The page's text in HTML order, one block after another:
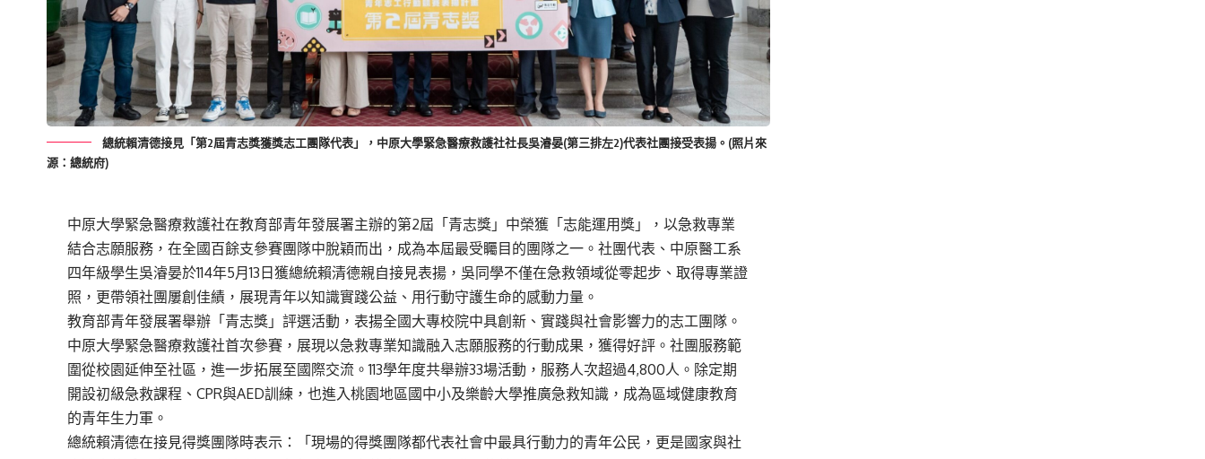
總統賴清德接見「第2屆青志獎獲獎志工團隊代表」，中原大學緊急醫療救護社社長吳濬晏(第三排左2)代表社團接受表揚。(照片來
源：總統府)
中原大學緊急醫療救護社在教育部青年發展署主辦的第2屆「青志獎」中榮獲「志能運用獎」，以急救專業
結合志願服務，在全國百餘支參賽團隊中脫穎而出，成為本屆最受矚目的團隊之一。社團代表、中原醫工系
四年級學生吳濬晏於114年5月13日獲總統賴清德親自接見表揚，吳同學不僅在急救領域從零起步、取得專業證
照，更帶領社團屢創佳績，展現青年以知識實踐公益、用行動守護生命的感動力量。
教育部青年發展署舉辦「青志獎」評選活動，表揚全國大專校院中具創新、實踐與社會影響力的志工團隊。
中原大學緊急醫療救護社首次參賽，展現以急救專業知識融入志願服務的行動成果，獲得好評。社團服務範
圍從校園延伸至社區，進一步拓展至國際交流。113學年度共舉辦33場活動，服務人次超過4,800人。除定期
開設初級急救課程、CPR與AED訓練，也進入桃園地區國中小及樂齡大學推廣急救知識，成為區域健康教育
的青年生力軍。
總統賴清德在接見得獎團隊時表示：「現場的得獎團隊都代表社會中最具行動力的青年公民，更是國家與社